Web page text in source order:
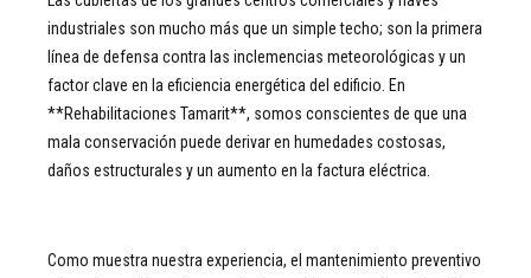
industriales son mucho más que un simple techo; son la primera
línea de defensa contra las inclemencias meteorológicas y un
factor clave en la eficiencia energética del edificio. En
**Rehabilitaciones Tamarit**, somos conscientes de que una
mala conservación puede derivar en humedades costosas,
daños estructurales y un aumento en la factura eléctrica.
Como muestra nuestra experiencia, el mantenimiento preventivo